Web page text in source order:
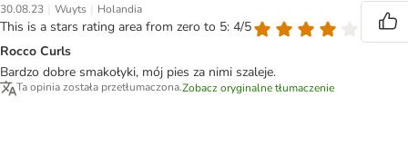
30.08.23 | Wuyts | Holandia
This is a stars rating area from zero to 5: 4/5
Rocco Curls
Bardzo dobre smakołyki, mój pies za nimi szaleje.
Ta opinia została przetłumaczona.Zobacz oryginalne tłumaczenie